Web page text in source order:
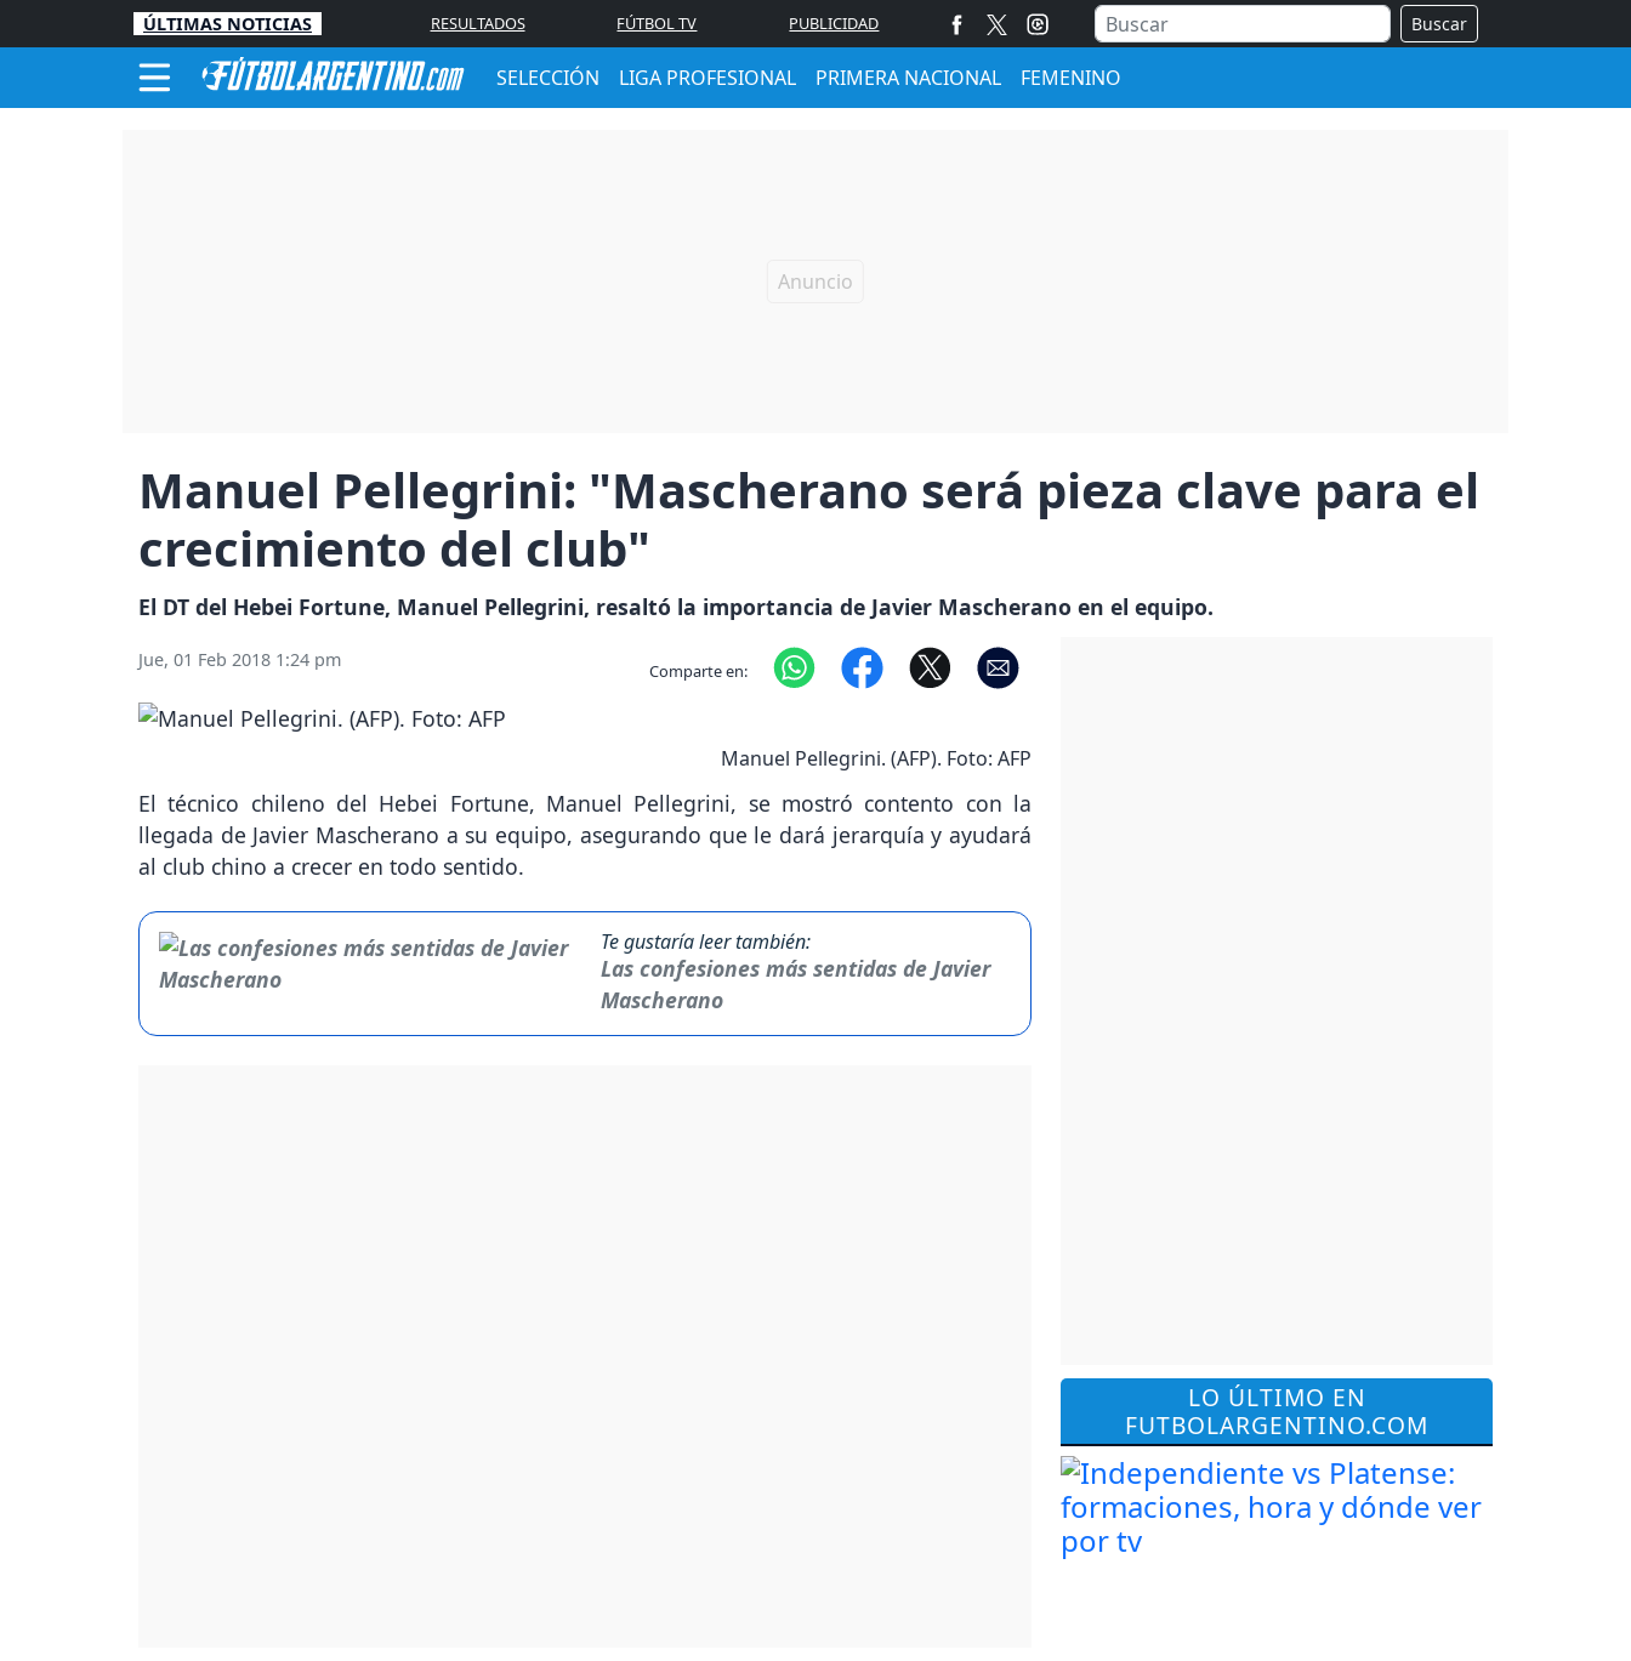
ÚLTIMAS NOTICIAS RESULTADOS FÚTBOL TV PUBLICIDAD Buscar
SELECCIÓN LIGA PROFESIONAL PRIMERA NACIONAL FEMENINO
Manuel Pellegrini: "Mascherano será pieza clave para el
crecimiento del club"
El DT del Hebei Fortune, Manuel Pellegrini, resaltó la importancia de Javier Mascherano en el equipo.
Jue, 01 Feb 2018 1:24 pm Comparte en:
Manuel Pellegrini. (AFP). Foto: AFP
El técnico chileno del Hebei Fortune, Manuel Pellegrini, se mostró contento con la
llegada de Javier Mascherano a su equipo, asegurando que le dará jerarquía y ayudará
al club chino a crecer en todo sentido.
Te gustaría leer también:
Las confesiones más sentidas de Javier
Mascherano
LO ÚLTIMO EN
FUTBOLARGENTINO.COM